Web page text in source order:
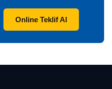
Online Teklif Al